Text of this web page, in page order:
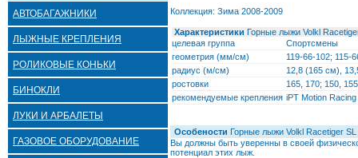
АВТОБАГАЖНИКИ
ЛЫЖНЫЕ КРЕПЛЕНИЯ
РОЛИКОВЫЕ КОНЬКИ
БИНОКЛИ
ЛУКИ И АРБАЛЕТЫ
ГАЗОВОЕ ОБОРУДОВАНИЕ
Коллекция: Зима 2008-2009
Характеристики Горные лыжи Volkl
целевая группа
Спортсмены
геометрия (мм/см)
119-66-102; 115-
радиус (м/см)
12,8 (165 см),
ростовки
165, 170; 150,
рекомендуемые крепления iPT Motion
Особености Горные лыжи Volkl Racetiger
Вы должны быть уверенны в своей
потенциал этих лыж.